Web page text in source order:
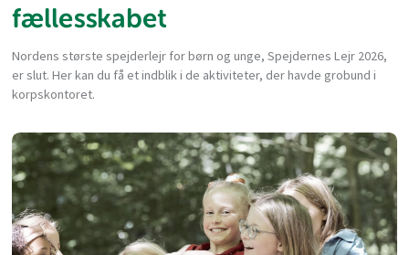
fællesskabet
Nordens største spejderlejr for børn og unge, Spejdernes Lejr 2026,
er slut. Her kan du få et indblik i de aktiviteter, der havde grobund i
korpskontoret.